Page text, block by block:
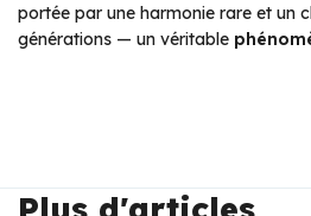
portée par une harmonie rare et un
générations — un véritable